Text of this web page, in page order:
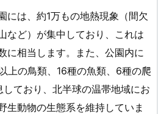
には、約1万もの地熱現象（間欠
など）が集中しており、これは
に相当します。また、公園内に
上の鳥類、16種の魚類、6種の爬
ており、北半球の温帯地域にお
生動物の生態系を維持していま